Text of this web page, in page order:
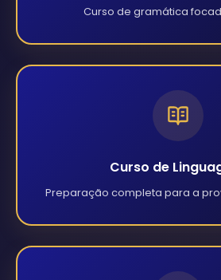
Curso de gramática
Curso de
Preparação completa para a